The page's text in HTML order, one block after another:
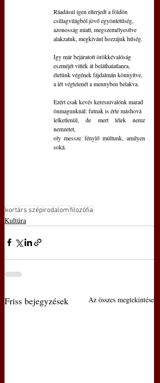
Ráadásul igen elterjedt a földön
csillagvilágból jövő egyöntetűség,
azonosság miatt, megszemélyesítve
alakzatuk, megkívánt hozzájuk hűség.
Így már bejáratott örökkévalóság
eszméjét vitték át beláthatatlanra,
életünk végének fájdalmán könnyítve,
a lét végtelenét a mennyben belakva.
Ezért csak kevés keresnivalónk marad
önmagunknál: futnak is érte máshová
lelketlenül, de mert lélek nemz
nemzetet,
oly messze fénylő múltunk, amilyen
soká.
kortárs szépirodalomfilozófia
Kultúra
Friss bejegyzések Az összes megtekintése